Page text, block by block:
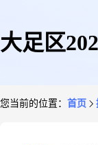
大足区
您当前的位置： 首页